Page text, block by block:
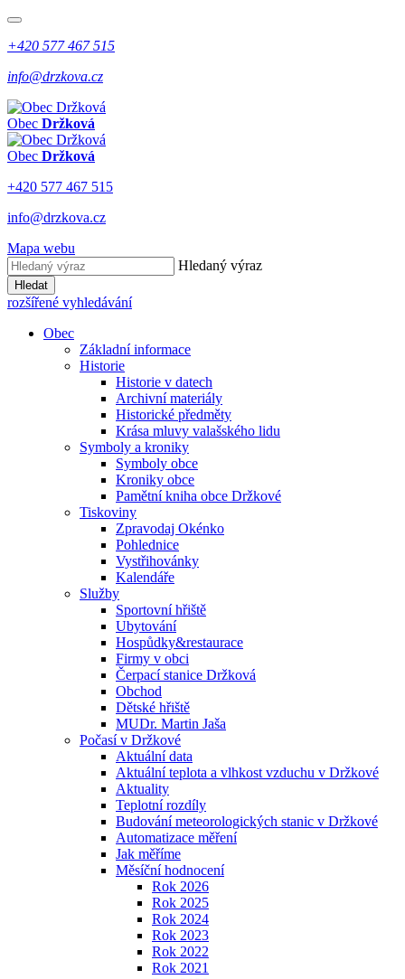
+420 577 467 515
info@drzkova.cz
Obec Držková
Obec Držková
+420 577 467 515
info@drzkova.cz
Mapa webu
Hledaný výraz
Hledat
rozšířené vyhledávání
Obec
Základní informace
Historie
Historie v datech
Archivní materiály
Historické předměty
Krása mluvy valašského lidu
Symboly a kroniky
Symboly obce
Kroniky obce
Pamětní kniha obce Držkové
Tiskoviny
Zpravodaj Okénko
Pohlednice
Vystřihovánky
Kalendáře
Služby
Sportovní hřiště
Ubytování
Hospůdky&restaurace
Firmy v obci
Čerpací stanice Držková
Obchod
Dětské hřiště
MUDr. Martin Jaša
Počasí v Držkové
Aktuální data
Aktuální teplota a vlhkost vzduchu v Držkové
Aktuality
Teplotní rozdíly
Budování meteorologických stanic v Držkové
Automatizace měření
Jak měříme
Měsíční hodnocení
Rok 2026
Rok 2025
Rok 2024
Rok 2023
Rok 2022
Rok 2021